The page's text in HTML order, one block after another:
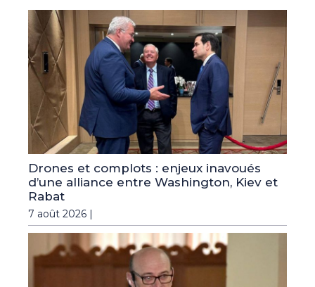
Drones et complots : enjeux inavoués
d’une alliance entre Washington, Kiev et
Rabat
7 août 2026 |